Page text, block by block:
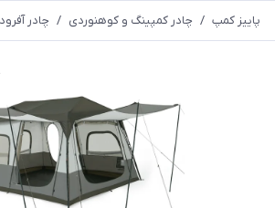
پاییز کمپ / چادر کمپینگ و کوهنوردی / چادر آفرود